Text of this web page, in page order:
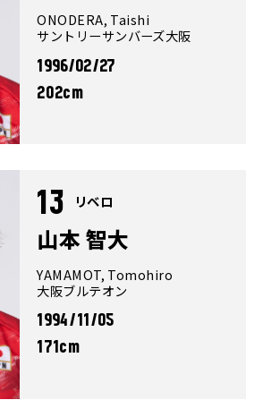
ONODERA, Taishi
サントリーサンバーズ大阪
1996/02/27
202cm
13 リベロ
山本 智大
YAMAMOT, Tomohiro
大阪ブルテオン
1994/11/05
171cm